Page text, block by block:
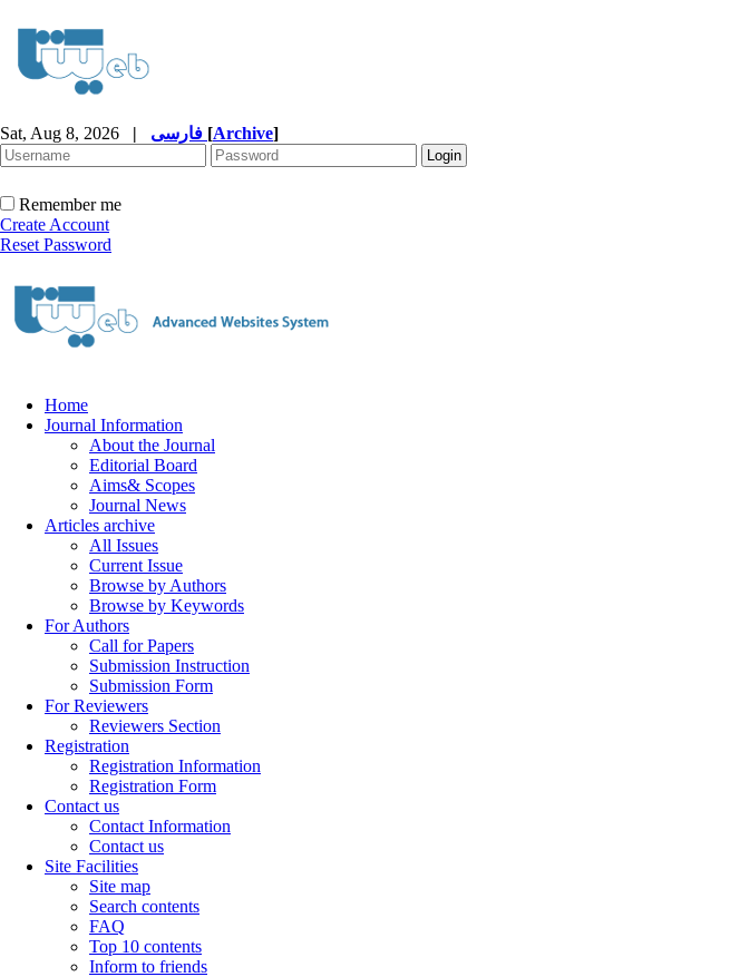
Sat, Aug 8, 2026 | [Archive]
Remember me
Create Account
Reset Password
Home
Journal Information
About the Journal
Editorial Board
Aims& Scopes
Journal News
Articles archive
All Issues
Current Issue
Browse by Authors
Browse by Keywords
For Authors
Call for Papers
Submission Instruction
Submission Form
For Reviewers
Reviewers Section
Registration
Registration Information
Registration Form
Contact us
Contact Information
Contact us
Site Facilities
Site map
Search contents
FAQ
Top 10 contents
Inform to friends